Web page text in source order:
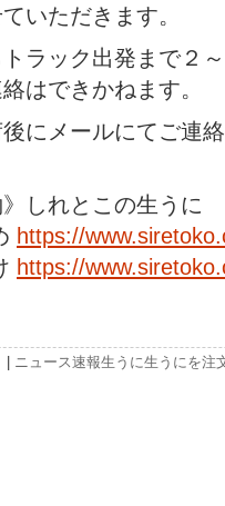
ただきます。
ック出発まで２～
できかねます。
メールにてご連絡
れとこの生うに
https://
https://
ニュース速報生うに生うにを注